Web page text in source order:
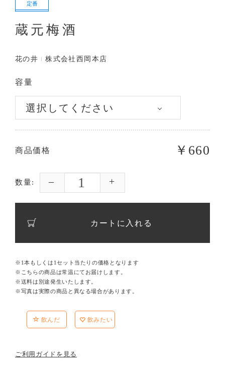
定番
蔵元梅酒
花の井 株式会社西岡本店
容量
商品価格 ￥660
数量:
カートに入れる
※1本もしくは1セット当たりの価格となります
※こちらの商品は常温にてお届けします。
※送料は別途発生いたします。
※写真は実際の商品と異なる場合があります。
飲んだ 飲みたい
ご利用ガイドを見る